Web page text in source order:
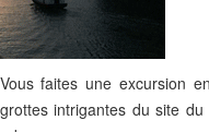
faites une excursion
intrigantes du site du